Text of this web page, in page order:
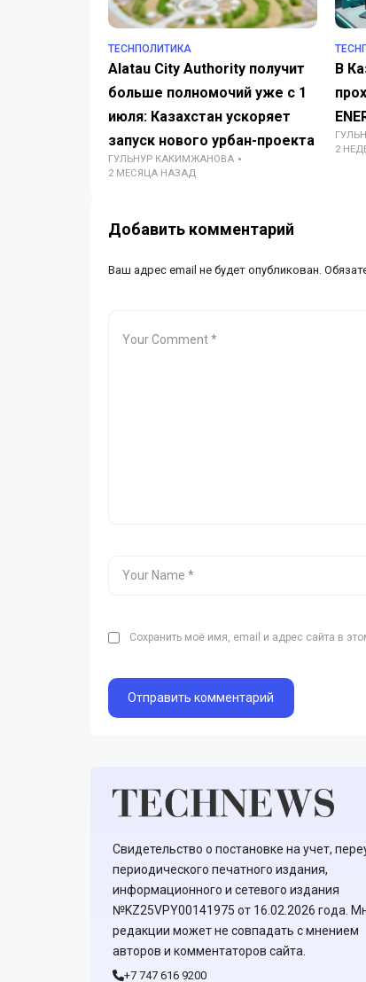
TECHПОЛИТИКА
Alatau City Authority получит
больше полномочий уже с 1
июля: Казахстан ускоряет
запуск нового урбан-проекта
ГУЛЬНУР КАКИМЖАНОВА
2 МЕСЯЦА НАЗАД
В
2
Добавить комментарий
Ваш адрес email не будет опубликован.
Сохранить моё имя, email и адрес сайта в
Свидетельство о постановке на учет,
периодического печатного издания,
информационного и сетевого издания
№KZ25VPY00141975 от 16.02.2026 года.
редакции может не совпадать с мнением
авторов и комментаторов сайта.
+7 747 616 9200